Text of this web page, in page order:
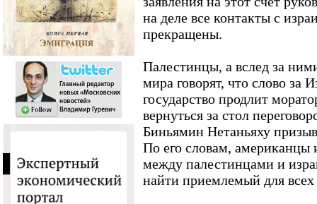
на деле все контакты с
прекращены.
Палестинцы, а вслед за
мира говорят, что слово за
государство продлит
вернуться за стол
Биньямин Нетаньяху
По его словам, американцы
между палестинцами и
найти приемлемый для всех